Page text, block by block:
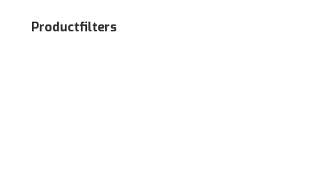
Productfilters